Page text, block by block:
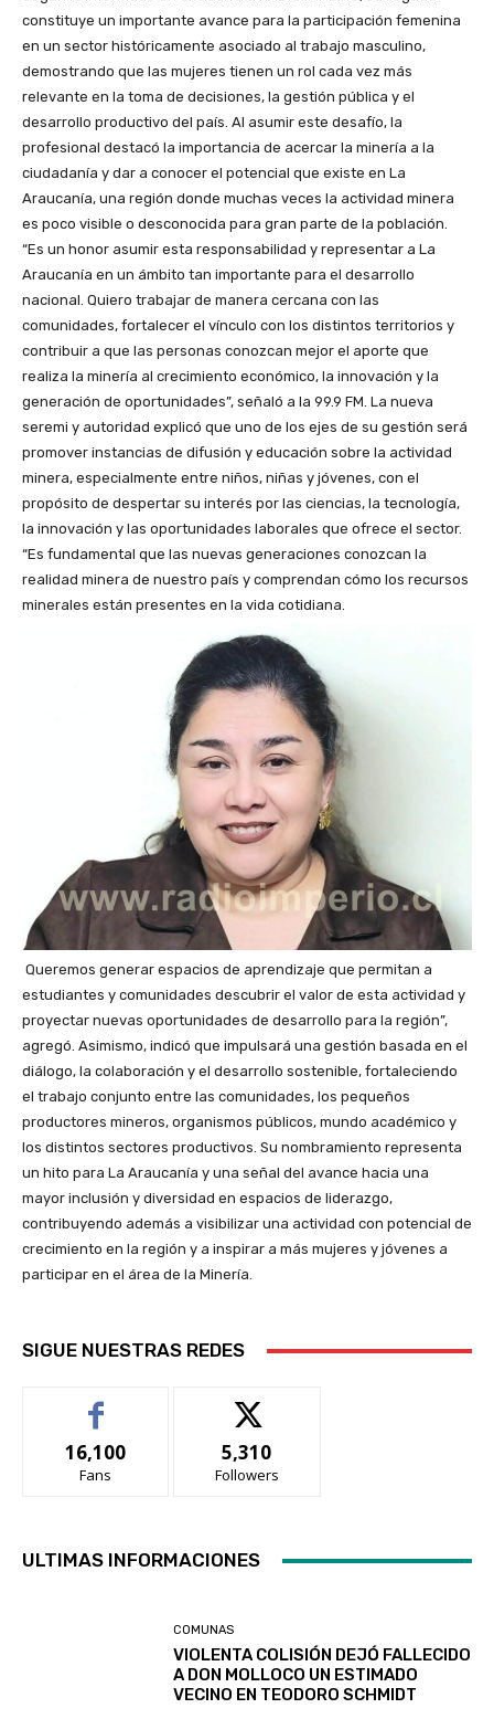
constituye un importante avance para la participación femenina
en un sector históricamente asociado al trabajo masculino,
demostrando que las mujeres tienen un rol cada vez más
relevante en la toma de decisiones, la gestión pública y el
desarrollo productivo del país. Al asumir este desafío, la
profesional destacó la importancia de acercar la minería a la
ciudadanía y dar a conocer el potencial que existe en La
Araucanía, una región donde muchas veces la actividad minera
es poco visible o desconocida para gran parte de la población.
“Es un honor asumir esta responsabilidad y representar a La
Araucanía en un ámbito tan importante para el desarrollo
nacional. Quiero trabajar de manera cercana con las
comunidades, fortalecer el vínculo con los distintos territorios y
contribuir a que las personas conozcan mejor el aporte que
realiza la minería al crecimiento económico, la innovación y la
generación de oportunidades”, señaló a la 99.9 FM. La nueva
seremi y autoridad explicó que uno de los ejes de su gestión será
promover instancias de difusión y educación sobre la actividad
minera, especialmente entre niños, niñas y jóvenes, con el
propósito de despertar su interés por las ciencias, la tecnología,
la innovación y las oportunidades laborales que ofrece el sector.
“Es fundamental que las nuevas generaciones conozcan la
realidad minera de nuestro país y comprendan cómo los recursos
minerales están presentes en la vida cotidiana.
Queremos generar espacios de aprendizaje que permitan a
estudiantes y comunidades descubrir el valor de esta actividad y
proyectar nuevas oportunidades de desarrollo para la región”,
agregó. Asimismo, indicó que impulsará una gestión basada en el
diálogo, la colaboración y el desarrollo sostenible, fortaleciendo
el trabajo conjunto entre las comunidades, los pequeños
productores mineros, organismos públicos, mundo académico y
los distintos sectores productivos. Su nombramiento representa
un hito para La Araucanía y una señal del avance hacia una
mayor inclusión y diversidad en espacios de liderazgo,
contribuyendo además a visibilizar una actividad con potencial de
crecimiento en la región y a inspirar a más mujeres y jóvenes a
participar en el área de la Minería.
SIGUE NUESTRAS REDES
16,100
Fans
5,310
Followers
ULTIMAS INFORMACIONES
COMUNAS
VIOLENTA COLISIÓN DEJÓ FALLECIDO
A DON MOLLOCO UN ESTIMADO
VECINO EN TEODORO SCHMIDT